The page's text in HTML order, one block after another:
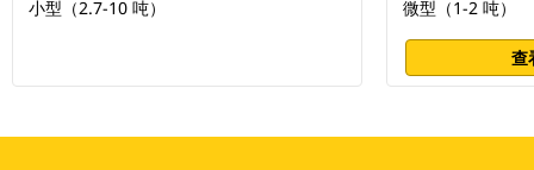
小型（2.7-10 吨） 微型（1-2 吨）
查